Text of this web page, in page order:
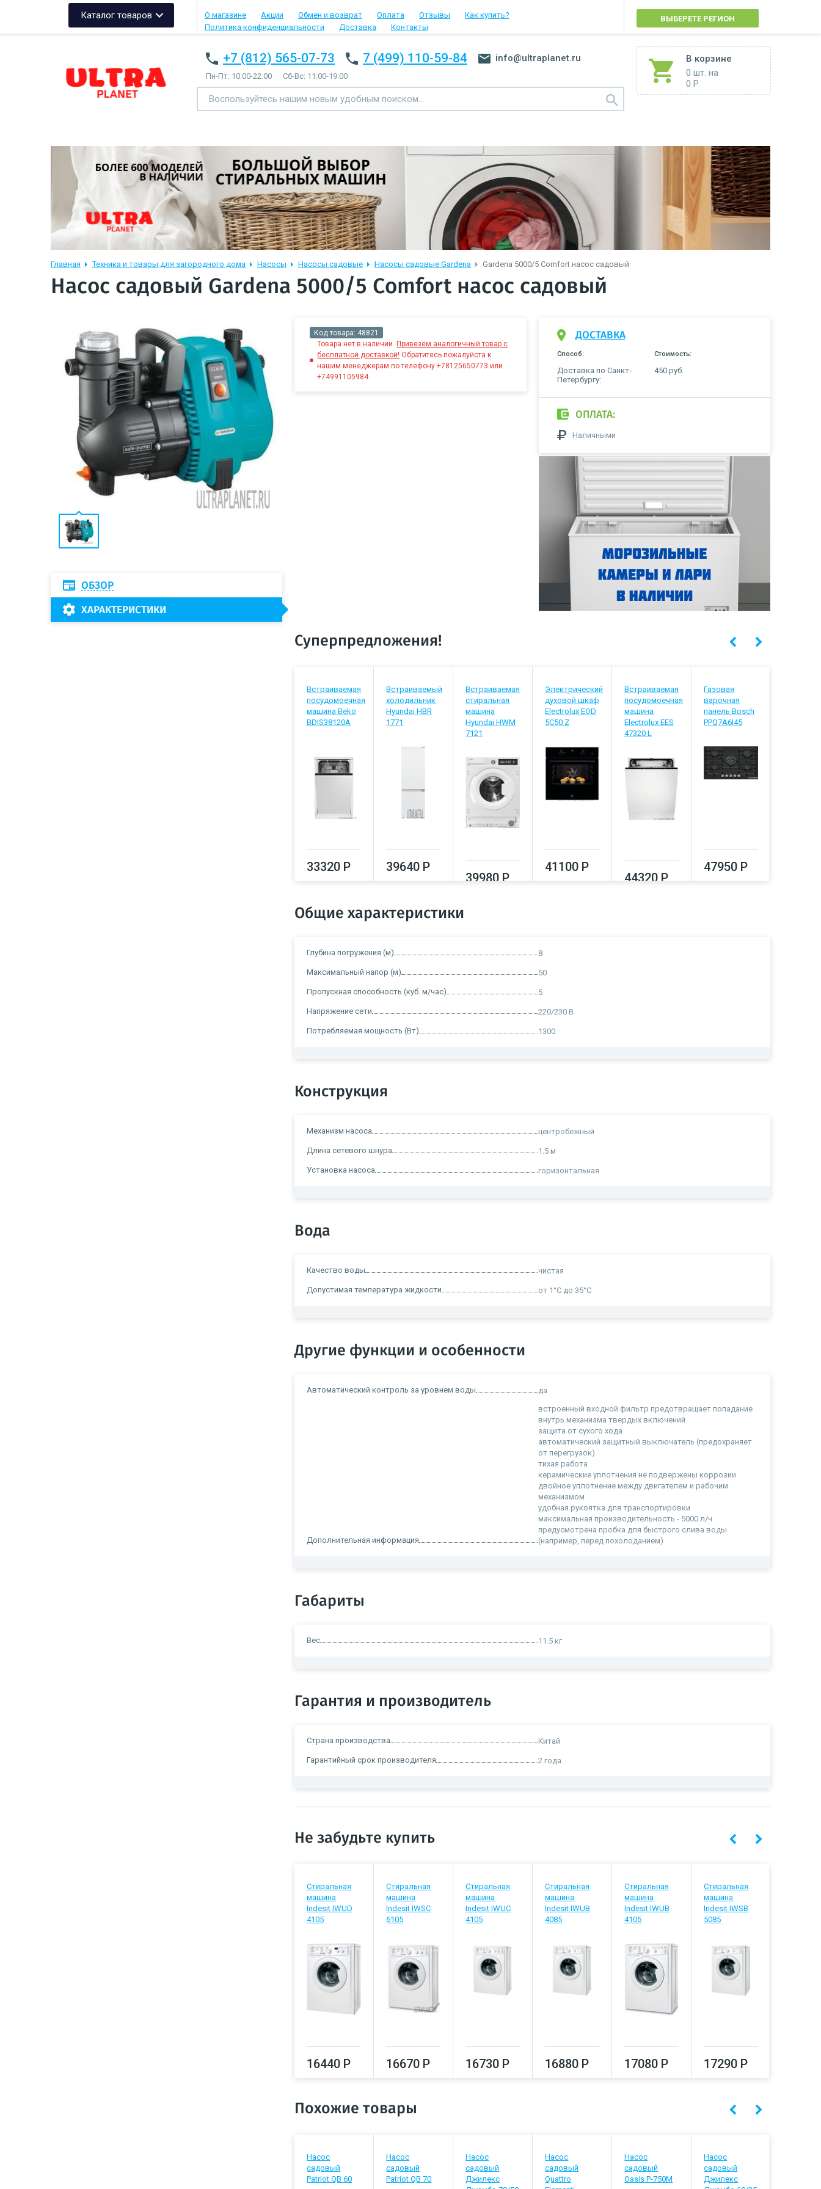
Каталог товаров О магазине Акции Обмен и возврат Оплата Отзывы
Как купить?
Политика конфиденциальности
Доставка Контакты
ВЫБЕРЕТЕ РЕГИОН
В корзине
0 шт. на
0 Р
+7 (812) 565-07-73 7 (499) 110-59-84 info@ultraplanet.ru
Пн-Пт: 10:00-22:00 Сб-Вс: 11:00-19:00
Главная Техника и товары для загородного дома Насосы Насосы садовые Насосы садовые Gardena Gardena 5000/5 Comfort насос садовый
Насос садовый Gardena 5000/5 Comfort насос садовый
ОБЗОР
ХАРАКТЕРИСТИКИ
Код товара: 48821
Товара нет в наличии.Привезём аналогичный товар с
бесплатной доставкой! Обратитесь пожалуйста к
нашим менеджерам по телефону +78125650773 или
+74991105984.
ДОСТАВКА
Способ: Стоимость:
Доставка по Санкт-
Петербургу:
450 руб.
ОПЛАТА:
Наличными
Суперпредложения!
Встраиваемая
посудомоечная
машина Beko
BDIS38120A
33320 Р
Встраиваемый
холодильник
Hyundai HBR
1771
39640 Р
Встраиваемая
стиральная
машина
Hyundai HWM
7121
39980 Р
Электрический
духовой шкаф
Electrolux EOD
5C50 Z
41100 Р
Встраиваемая
посудомоечная
машина
Electrolux EES
47320 L
44320 Р
Газовая
варочная
панель Bosch
PPQ7A6I45
47950 Р
Общие характеристики
Глубина погружения (м) 8
Максимальный напор (м) 50
Пропускная способность (куб. м/час) 5
Напряжение сети 220/230 В
Потребляемая мощность (Вт) 1300
Конструкция
Механизм насоса центробежный
Длина сетевого шнура 1.5 м
Установка насоса горизонтальная
Вода
Качество воды чистая
Допустимая температура жидкости от 1°C до 35°C
Другие функции и особенности
Автоматический контроль за уровнем воды да
Дополнительная информация
встроенный входной фильтр предотвращает попадание
внутрь механизма твердых включений
защита от сухого хода
автоматический защитный выключатель (предохраняет
от перегрузок)
тихая работа
керамические уплотнения не подвержены коррозии
двойное уплотнение между двигателем и рабочим
механизмом
удобная рукоятка для транспортировки
максимальная производительность - 5000 л/ч
предусмотрена пробка для быстрого слива воды
(например, перед похолоданием)
Габариты
Вес 11.5 кг
Гарантия и производитель
Страна производства Китай
Гарантийный срок производителя 2 года
Не забудьте купить
Стиральная
машина
Indesit IWUD
4105
16440 Р
Стиральная
машина
Indesit IWSC
6105
16670 Р
Стиральная
машина
Indesit IWUC
4105
16730 Р
Стиральная
машина
Indesit IWUB
4085
16880 Р
Стиральная
машина
Indesit IWUB
4105
17080 Р
Стиральная
машина
Indesit IWSB
5085
17290 Р
Похожие товары
Насос
садовый
Patriot QB 60
Насос
садовый
Patriot QB 70
Насос
садовый
Джилекс
Насос
садовый
Quattro
Насос
садовый
Oasis P-750M
Насос
садовый
Джилекс